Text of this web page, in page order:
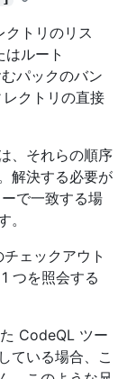
クトリのリス
ルート
パックのバン
クトリの直接
、それらの順序
解決する必要が
で一致する場
。
ェックアウト
つを照会する
CodeQL ツー
ている場合、こ